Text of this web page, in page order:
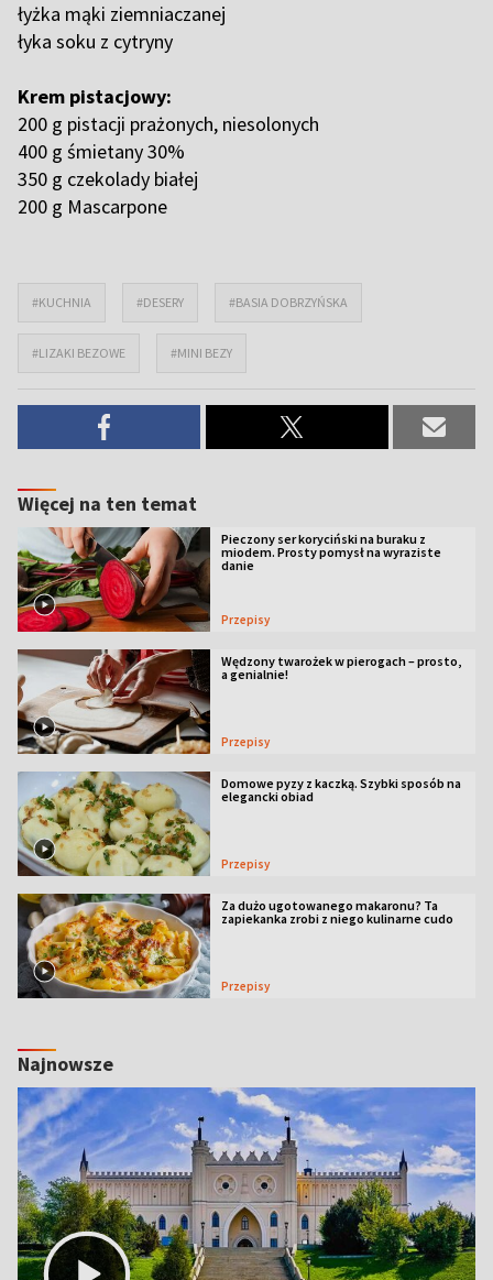
łyżka mąki ziemniaczanej
łyka soku z cytryny
Krem pistacjowy:
200 g pistacji prażonych, niesolonych
400 g śmietany 30%
350 g czekolady białej
200 g Mascarpone
#KUCHNIA #DESERY #BASIA DOBRZYŃSKA
#LIZAKI BEZOWE #MINI BEZY
Więcej na ten temat
Pieczony ser koryciński na buraku z
miodem. Prosty pomysł na wyraziste
danie
Przepisy
Wędzony twarożek w pierogach – prosto,
a genialnie!
Przepisy
Domowe pyzy z kaczką. Szybki sposób na
elegancki obiad
Przepisy
Za dużo ugotowanego makaronu? Ta
zapiekanka zrobi z niego kulinarne cudo
Przepisy
Najnowsze